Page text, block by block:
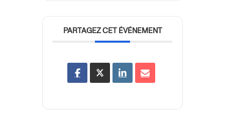
PARTAGEZ CET ÉVÉNEMENT